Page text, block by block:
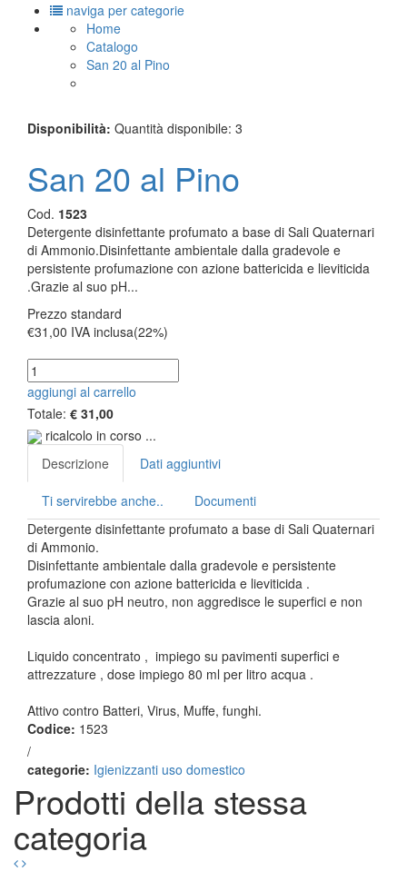
naviga per categorie
Home
Catalogo
San 20 al Pino
Disponibilità: Quantità disponibile: 3
San 20 al Pino
Cod. 1523
Detergente disinfettante profumato a base di Sali Quaternari
di Ammonio.Disinfettante ambientale dalla gradevole e
persistente profumazione con azione battericida e lieviticida
.Grazie al suo pH...
Prezzo standard
€31,00 IVA inclusa(22%)
aggiungi al carrello
Totale: € 31,00
ricalcolo in corso ...
Descrizione
Dati aggiuntivi
Ti servirebbe anche..
Documenti
Detergente disinfettante profumato a base di Sali Quaternari
di Ammonio.
Disinfettante ambientale dalla gradevole e persistente
profumazione con azione battericida e lieviticida .
Grazie al suo pH neutro, non aggredisce le superfici e non
lascia aloni.
Liquido concentrato , impiego su pavimenti superfici e
attrezzature , dose impiego 80 ml per litro acqua .
Attivo contro Batteri, Virus, Muffe, funghi.
Codice: 1523
/
categorie: Igienizzanti uso domestico
Prodotti della stessa
categoria